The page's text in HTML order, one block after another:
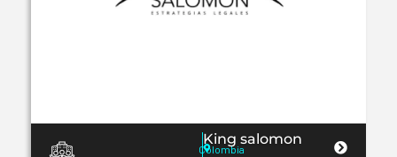
King salomon
Colombia